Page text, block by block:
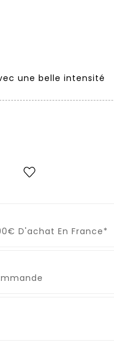
une belle intensité
D'achat En France*